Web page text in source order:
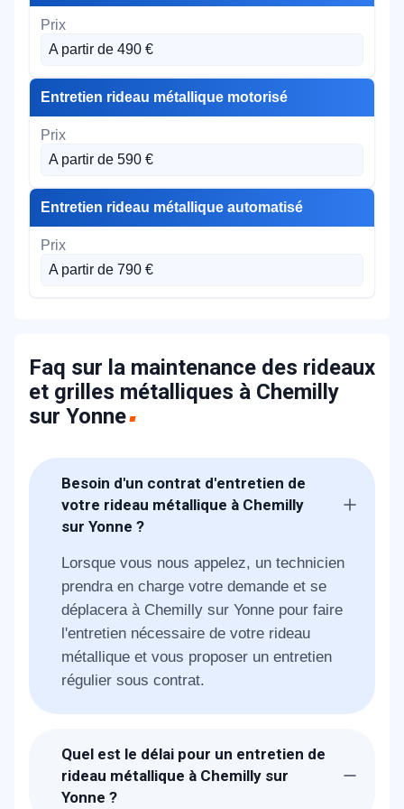
A partir de 490 €
Entretien rideau métallique motorisé
A partir de 590 €
Entretien rideau métallique automatisé
A partir de 790 €
Faq sur la maintenance des rideaux
et grilles métalliques à Chemilly
sur Yonne
Besoin d'un contrat d'entretien de
votre rideau métallique à Chemilly
sur Yonne ?
Lorsque vous nous appelez, un technicien
prendra en charge votre demande et se
déplacera à Chemilly sur Yonne pour faire
l'entretien nécessaire de votre rideau
métallique et vous proposer un entretien
régulier sous contrat.
Quel est le délai pour un entretien de
rideau métallique à Chemilly sur
Yonne ?